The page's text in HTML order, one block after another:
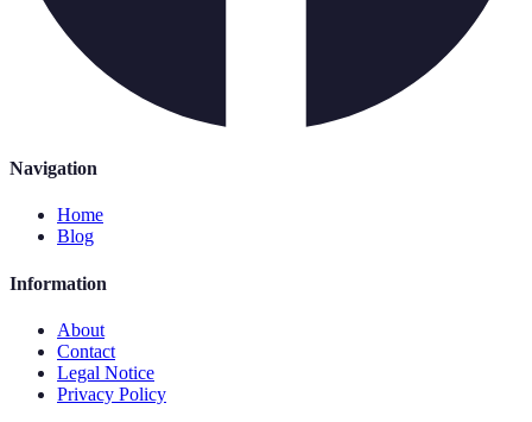
Navigation
Home
Blog
Information
About
Contact
Legal Notice
Privacy Policy